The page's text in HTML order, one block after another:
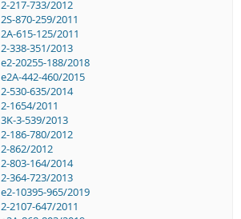
2-217-733/2012
2S-870-259/2011
2A-615-125/2011
2-338-351/2013
e2-20255-188/2018
e2A-442-460/2015
2-530-635/2014
2-1654/2011
3K-3-539/2013
2-186-780/2012
2-862/2012
2-803-164/2014
2-364-723/2013
e2-10395-965/2019
2-2107-647/2011